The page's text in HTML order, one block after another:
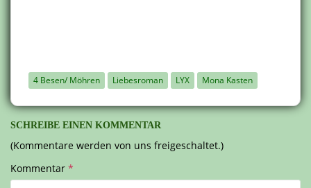
4 Besen/ Möhren Liebesroman LYX Mona Kasten
SCHREIBE EINEN KOMMENTAR
(Kommentare werden von uns freigeschaltet.)
Kommentar *